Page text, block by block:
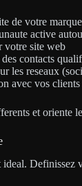
de votre marque
active
votre site web
contacts
les reseaux
avec vos clients
et oriente
Definissez